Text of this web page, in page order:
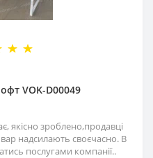
VOK-D00049
якісно зроблено,продавці
надсилають своєчасно. В
послугами компанії..